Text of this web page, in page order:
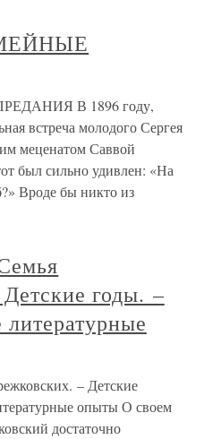
В 1896 году,
встреча молодого Сергея
меценатом Саввой
был сильно удивлен: «На
Вроде бы никто из
годы. –
– Детские
опыты О своем
достаточно